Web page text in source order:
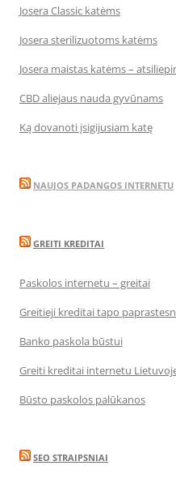
Josera Classic katėms
Josera sterilizuotoms katėms
Josera maistas katėms –
CBD aliejaus nauda gyvūnams
Ką dovanoti įsigijusiam katę
NAUJOS PADANGOS INTERNETU
GREITI KREDITAI
Paskolos internetu – greitai
Greitieji kreditai tapo
Banko paskola būstui
Greiti kreditai internetu
Būsto paskolos palūkanos
SEO STRAIPSNIAI